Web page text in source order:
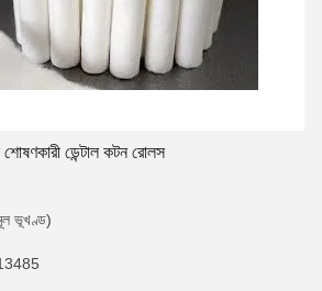
ডেন্টাল কটন রোলস
ভূখণ্ড)